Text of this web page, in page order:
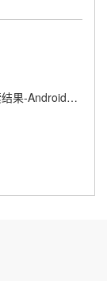
海科融通POS机申请平台在哪个地方 - 搜索结果-Android帮助